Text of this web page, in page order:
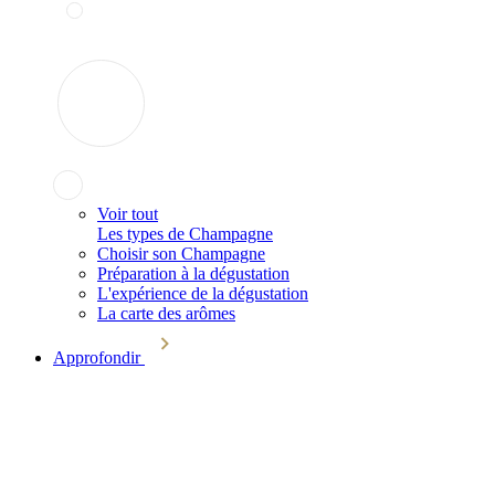
Voir tout
Les types de Champagne
Choisir son Champagne
Préparation à la dégustation
L'expérience de la dégustation
La carte des arômes
Approfondir